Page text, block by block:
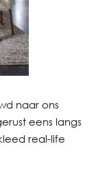
naar ons
eens langs
real-life